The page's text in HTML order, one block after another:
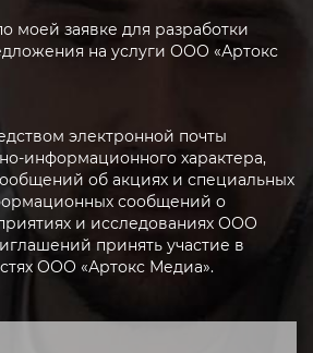
моей заявке для разработки
на услуги ООО «Артокс
электронной почты
информационного характера,
об акциях и специальных
сообщений о
и исследованиях ООО
принять участие в
ООО «Артокс Медиа».